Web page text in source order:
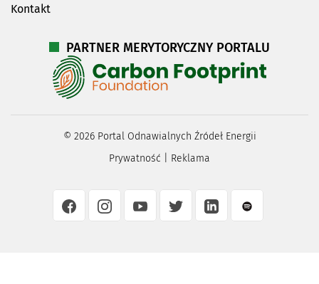
Kontakt
PARTNER MERYTORYCZNY PORTALU
© 2026Portal Odnawialnych Źródeł Energii
Prywatność
Reklama